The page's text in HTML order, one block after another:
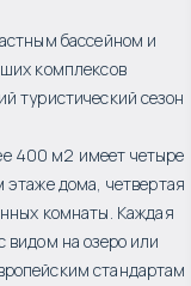
бассейном и
комплексов
туристический сезон
400 м2 имеет четыре
дома, четвертая
комнаты. Каждая
видом на озеро или
стандартам